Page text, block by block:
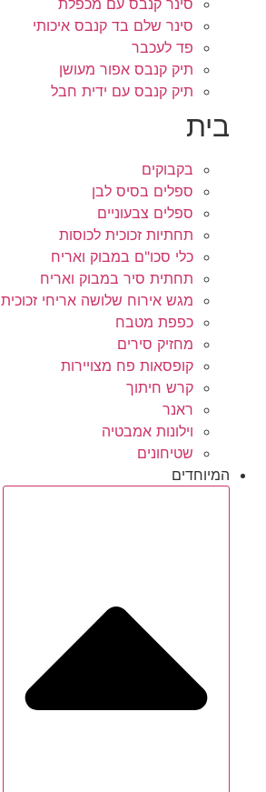
סינר קנבס עם מכפלת
סינר שלם בד קנבס איכותי
פד לעכבר
תיק קנבס אפור מעושן
תיק קנבס עם ידית חבל
בית
בקבוקים
ספלים בסיס לבן
ספלים צבעוניים
תחתיות זכוכית לכוסות
כלי סכו"ם במבוק ואריח
תחתית סיר במבוק ואריח
מגש אירוח שלושה אריחי זכוכית
כפפת מטבח
מחזיק סירים
קופסאות פח מצויירות
קרש חיתוך
ראנר
וילונות אמבטיה
שטיחונים
המיוחדים